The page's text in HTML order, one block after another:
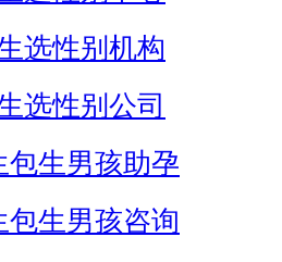
选性别机构
选性别公司
包生男孩助孕
包生男孩咨询